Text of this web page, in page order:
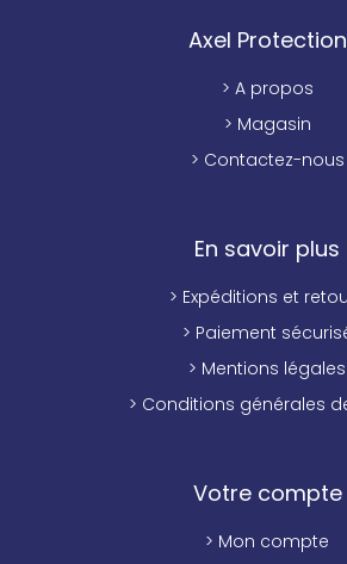
Axel Protection
> A propos
> Magasin
> Contactez-nous
En savoir plus
> Expéditions et
> Paiement
> Mentions légales
> Conditions générales
Votre compte
> Mon compte